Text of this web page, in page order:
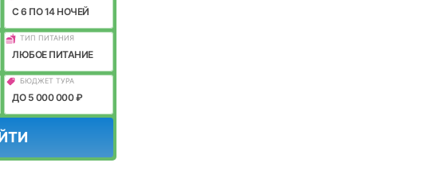
C 6 ПО 14 НОЧЕЙ
ТИП ПИТАНИЯ
ЛЮБОЕ ПИТАНИЕ
БЮДЖЕТ ТУРА
ДО 5 000 000 ₽